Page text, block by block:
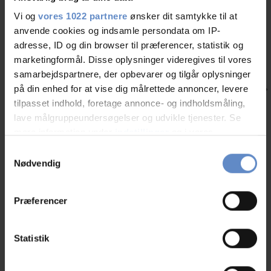
Vi og vores 1022 partnere ønsker dit samtykke til at
anvende cookies og indsamle persondata om IP-
adresse, ID og din browser til præferencer, statistik og
marketingformål. Disse oplysninger videregives til vores
samarbejdspartnere, der opbevarer og tilgår oplysninger
på din enhed for at vise dig målrettede annoncer, levere
tilpasset indhold, foretage annonce- og indholdsmåling,
lave målgruppeundersøgelser og udvikle tjenester. Se
tilbage eller ændre indstillinger fra vores
"Cookiedeklaration", eller ved at trykke på "Privacy
Indsamle præcise oplysninger om din placering,
Identificere din enhed baseret på en scanning af
Nødvendig
Præferencer
Statistik
Ting du skal opleve, når du overnatter på Danhostel Stevns
under jorden, smukke kalkbrud, slotte og godser. Der er nok at opleve
på Stevns, når I overnatter på Danhostel Stevns